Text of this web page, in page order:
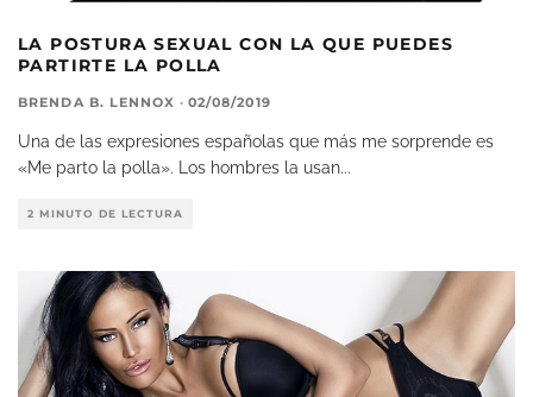
LA POSTURA SEXUAL CON LA QUE PUEDES
PARTIRTE LA POLLA
BRENDA B. LENNOX · 02/08/2019
Una de las expresiones españolas que más me sorprende es
«Me parto la polla». Los hombres la usan...
2 MINUTO DE LECTURA